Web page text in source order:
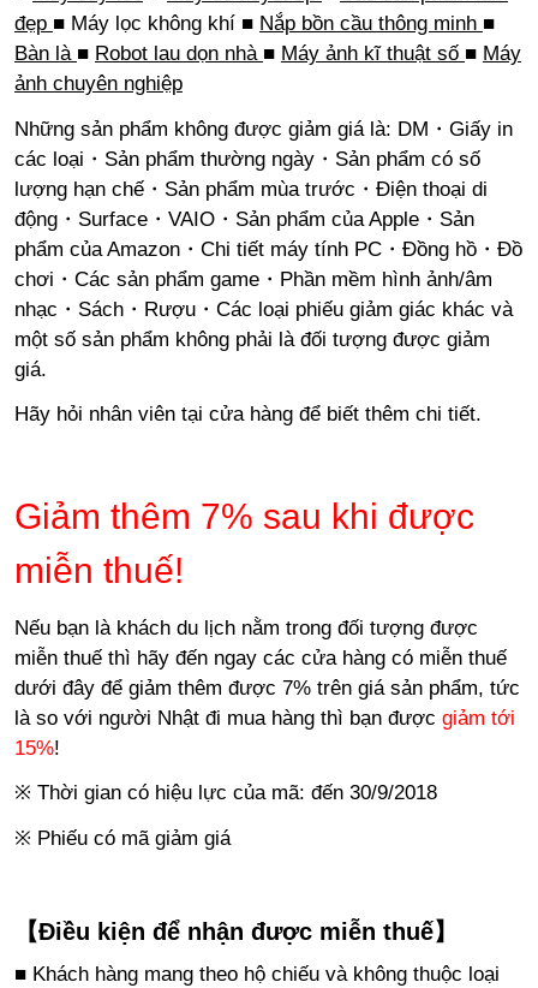
đẹp ■ Máy lọc không khí ■ Nắp bồn cầu thông minh ■
Bàn là ■ Robot lau dọn nhà ■ Máy ảnh kĩ thuật số ■ Máy
ảnh chuyên nghiệp
Những sản phẩm không được giảm giá là: DM・Giấy in
các loại・Sản phẩm thường ngày・Sản phẩm có số
lượng hạn chế・Sản phẩm mùa trước・Điện thoại di
động・Surface・VAIO・Sản phẩm của Apple・Sản
phẩm của Amazon・Chi tiết máy tính PC・Đồng hồ・Đồ
chơi・Các sản phẩm game・Phần mềm hình ảnh/âm
nhạc・Sách・Rượu・Các loại phiếu giảm giác khác và
một số sản phẩm không phải là đối tượng được giảm
giá.
Hãy hỏi nhân viên tại cửa hàng để biết thêm chi tiết.
Giảm thêm 7% sau khi được
miễn thuế!
Nếu bạn là khách du lịch nằm trong đối tượng được
miễn thuế thì hãy đến ngay các cửa hàng có miễn thuế
dưới đây để giảm thêm được 7% trên giá sản phẩm, tức
là so với người Nhật đi mua hàng thì bạn được giảm tới
15%!
※ Thời gian có hiệu lực của mã: đến 30/9/2018
※ Phiếu có mã giảm giá
【Điều kiện để nhận được miễn thuế】
■ Khách hàng mang theo hộ chiếu và không thuộc loại